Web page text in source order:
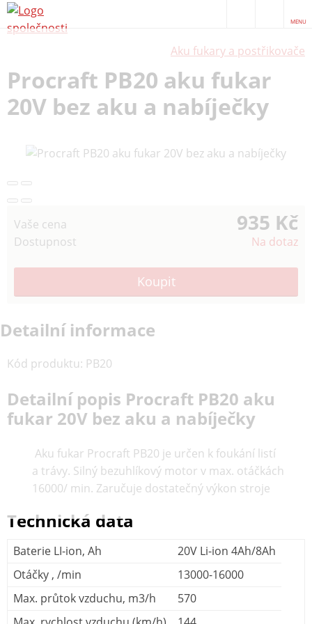
MENU
Aku fukary a postřikovače
Procraft PB20 aku fukar
20V bez aku a nabíječky
Vaše cena 935 Kč
Dostupnost Na dotaz
Detailní informace
Kód produktu: PB20
Detailní popis Procraft PB20 aku
fukar 20V bez aku a nabíječky
Aku fukar Procraft PB20 je určen k foukání listí
a trávy. Silný bezuhlíkový motor v max. otáčkách
16000/ min. Zaručuje dostatečný výkon stroje
Technická data
Baterie LI-ion, Ah
20V Li-ion 4Ah/8Ah
Otáčky , /min
13000-16000
Max. průtok vzduchu, m3/h
570